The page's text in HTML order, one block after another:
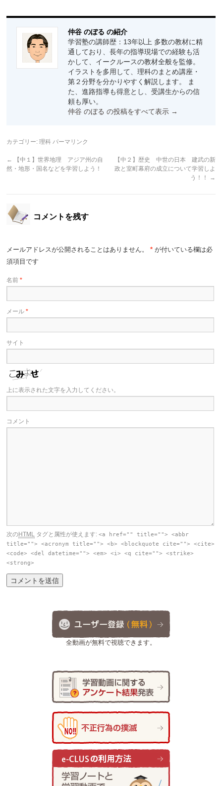
仲谷 のぼる の紹介
学習塾の講師歴：13年以上 多数の教材に精
通しており、長年の指導現場での経験も活
かして、イークルースの教材全般を監修。
イラストを多用して、理科のまとめ講座・
第２分野を分かりやすく解説します。 ま
た、進路指導も得意とし、受講生からの信
頼も厚い。
仲谷 のぼる の投稿をすべて表示 →
カテゴリー:理科 パーマリンク
←
【中１】世界地理 アジア州の自
然・地形・国名などを学習しよう！
【中２】歴史 中世の日本 建武の新
政と室町幕府の成立について学習しよ
う！！
→
コメントを残す
メールアドレスが公開されることはありません。 * が付いている欄は必
須項目です
名前*
メール*
サイト
上に表示された文字を入力してください。
コメント
次のHTML タグと属性が使えます:<a href="" title=""> <abbr
title=""> <acronym title=""> <b> <blockquote cite=""> <cite>
<code> <del datetime=""> <em> <i> <q cite=""> <strike>
<strong>
全動画が無料で視聴できます。